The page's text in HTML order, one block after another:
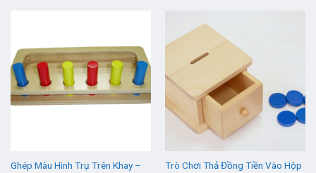
Ghép Màu Hình Trụ Trên Khay –
Trò Chơi Thả Đồng Tiền Vào Hộp